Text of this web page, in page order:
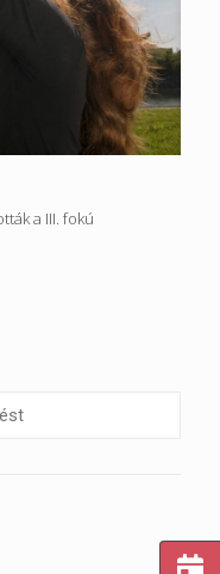
a III. fokú